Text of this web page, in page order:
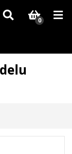
nejsou skladem,
0